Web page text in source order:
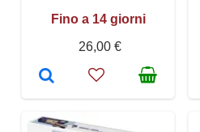
Fino a 14 giorni
26,00 €